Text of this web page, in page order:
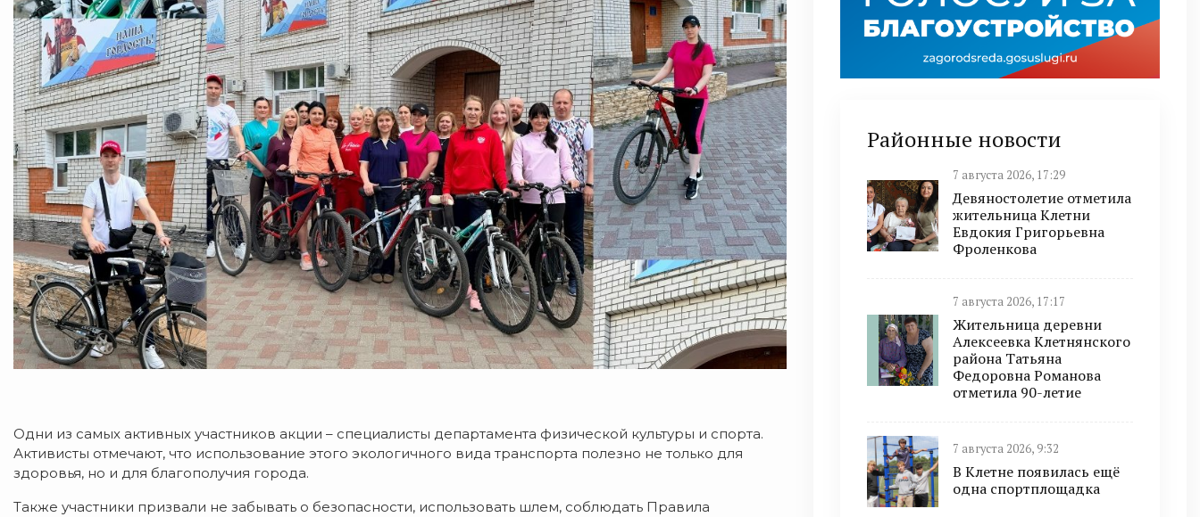
Одни из самых активных участников акции – специалисты департамента физической культуры и спорта.
Активисты отмечают, что использование этого экологичного вида транспорта полезно не только для
здоровья, но и для благополучия города.
Также участники призвали не забывать о безопасности, использовать шлем, соблюдать Правила
Районные новости
7 августа 2026, 17:29
Девяностолетие отметила
жительница Клетни
Евдокия Григорьевна
Фроленкова
7 августа 2026, 17:17
Жительница деревни
Алексеевка Клетнянского
района Татьяна
Федоровна Романова
отметила 90-летие
7 августа 2026, 9:32
В Клетне появилась ещё
одна спортплощадка